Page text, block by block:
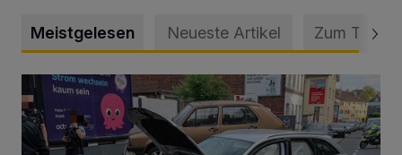
Meistgelesen Neueste Artikel Zum Thema
Schwerer Unfall mit 2,48 Promille